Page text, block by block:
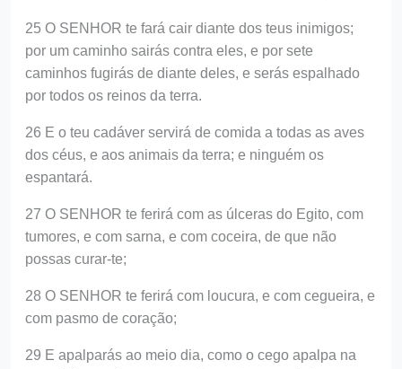
25 O SENHOR te fará cair diante dos teus inimigos;
por um caminho sairás contra eles, e por sete
caminhos fugirás de diante deles, e serás espalhado
por todos os reinos da terra.
26 E o teu cadáver servirá de comida a todas as aves
dos céus, e aos animais da terra; e ninguém os
espantará.
27 O SENHOR te ferirá com as úlceras do Egito, com
tumores, e com sarna, e com coceira, de que não
possas curar-te;
28 O SENHOR te ferirá com loucura, e com cegueira, e
com pasmo de coração;
29 E apalparás ao meio dia, como o cego apalpa na